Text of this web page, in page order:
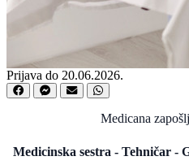
Prijava do 20.06.2026.
Medicana
Medicinska sestra - Tehničar -